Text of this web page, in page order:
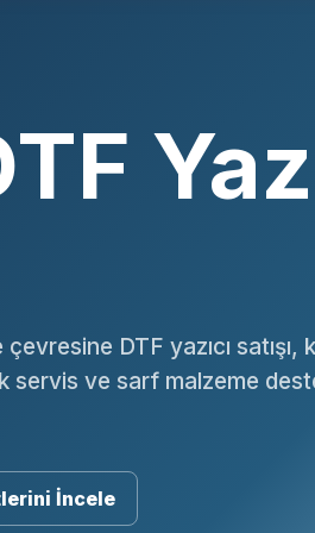
DTF yazıcı satışı,
servis ve sarf malzeme
İncele